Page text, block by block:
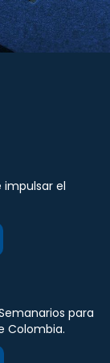
el
para
Colombia.